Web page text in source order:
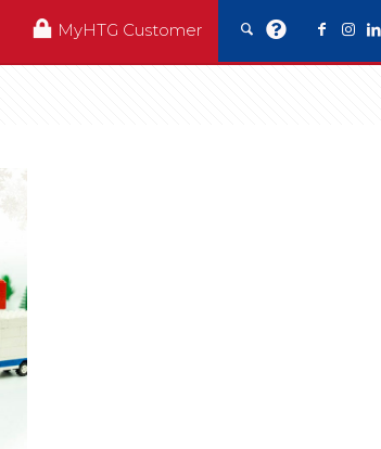
MyHTG Customer